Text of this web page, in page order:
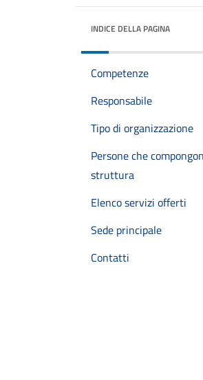
INDICE DELLA PAGINA
Competenze
Responsabile
Tipo di organizzazione
Persone che
struttura
Elenco servizi offerti
Sede principale
Contatti